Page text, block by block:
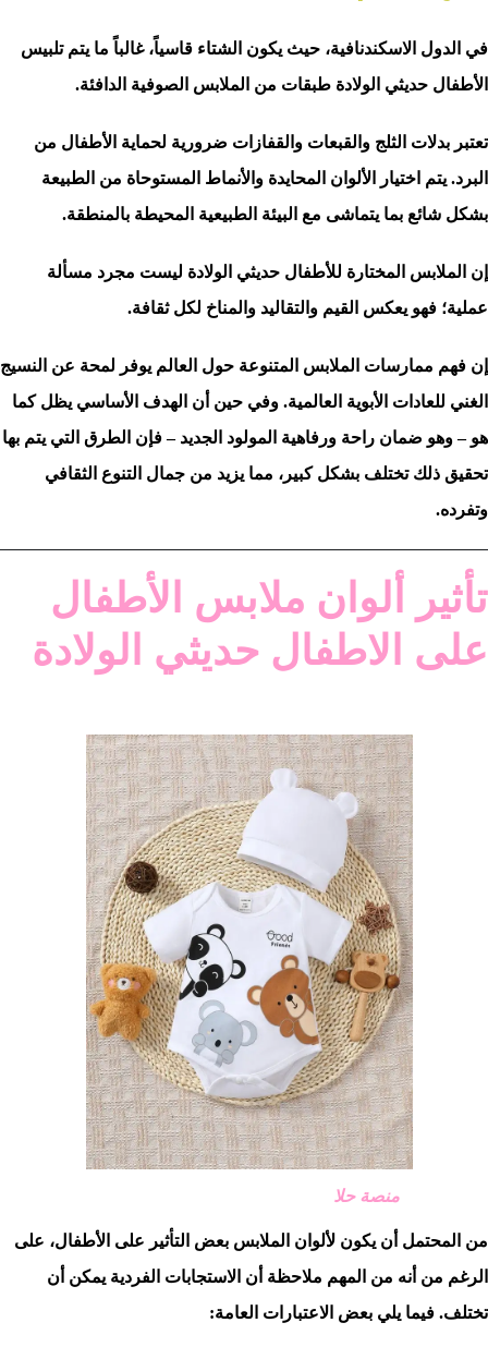
في الدول الاسكندنافية، حيث يكون الشتاء قاسياً، غالباً ما يتم تلبيس
الأطفال حديثي الولادة طبقات من الملابس الصوفية الدافئة.
تعتبر بدلات الثلج والقبعات والقفازات ضرورية لحماية الأطفال من
البرد. يتم اختيار الألوان المحايدة والأنماط المستوحاة من الطبيعة
بشكل شائع بما يتماشى مع البيئة الطبيعية المحيطة بالمنطقة.
إن الملابس المختارة للأطفال حديثي الولادة ليست مجرد مسألة
عملية؛ فهو يعكس القيم والتقاليد والمناخ لكل ثقافة.
إن فهم ممارسات الملابس المتنوعة حول العالم يوفر لمحة عن النسيج
الغني للعادات الأبوية العالمية. وفي حين أن الهدف الأساسي يظل كما
هو – وهو ضمان راحة ورفاهية المولود الجديد – فإن الطرق التي يتم بها
تحقيق ذلك تختلف بشكل كبير، مما يزيد من جمال التنوع الثقافي
وتفرده.
تأثير ألوان ملابس الأطفال
على الاطفال حديثي الولادة
منصة حلا
من المحتمل أن يكون لألوان الملابس بعض التأثير على الأطفال، على
الرغم من أنه من المهم ملاحظة أن الاستجابات الفردية يمكن أن
تختلف. فيما يلي بعض الاعتبارات العامة: